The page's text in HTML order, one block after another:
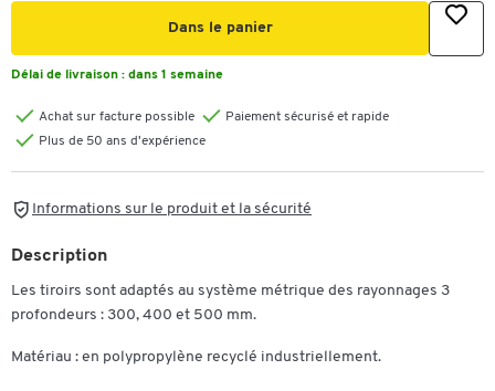
Dans le panier
Délai de livraison : dans 1 semaine
Achat sur facture possible
Paiement sécurisé et rapide
Plus de 50 ans d'expérience
Informations sur le produit et la sécurité
Description
Les tiroirs sont adaptés au système métrique des rayonnages 3
profondeurs : 300, 400 et 500 mm.
Matériau : en polypropylène recyclé industriellement.